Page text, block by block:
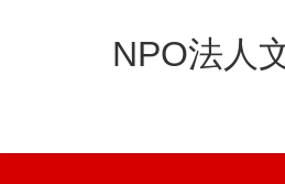
NPO法人